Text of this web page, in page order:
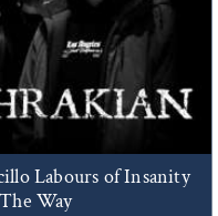
Labours of Insanity
Way